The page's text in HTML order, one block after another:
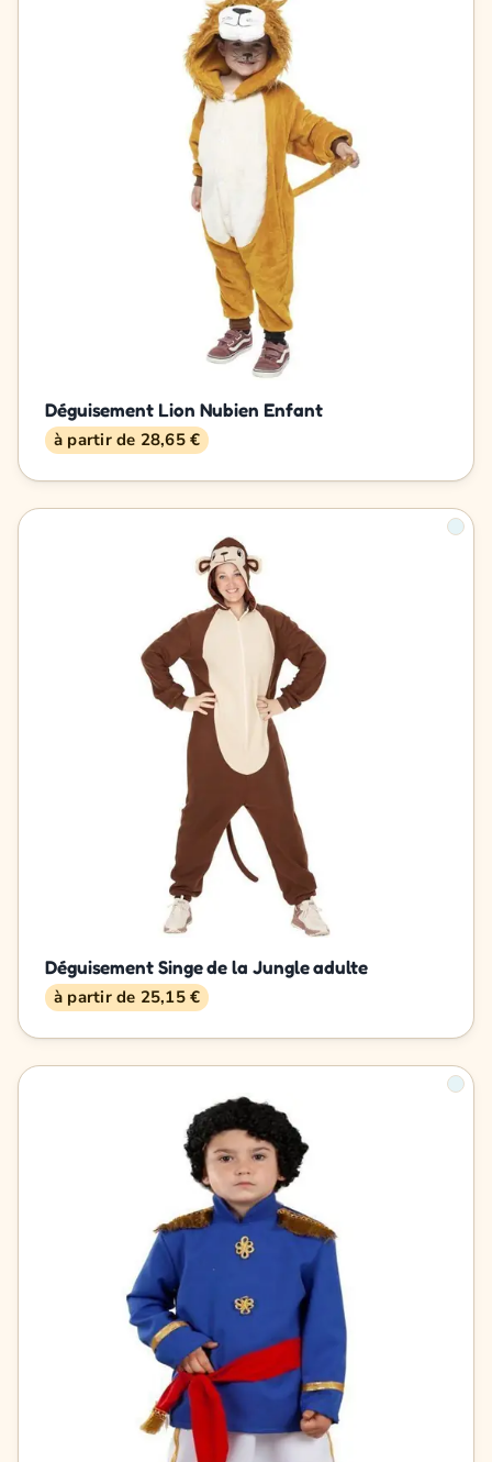
Déguisement Lion Nubien Enfant
à partir de 28,65 €
Déguisement Singe de la Jungle adulte
à partir de 25,15 €